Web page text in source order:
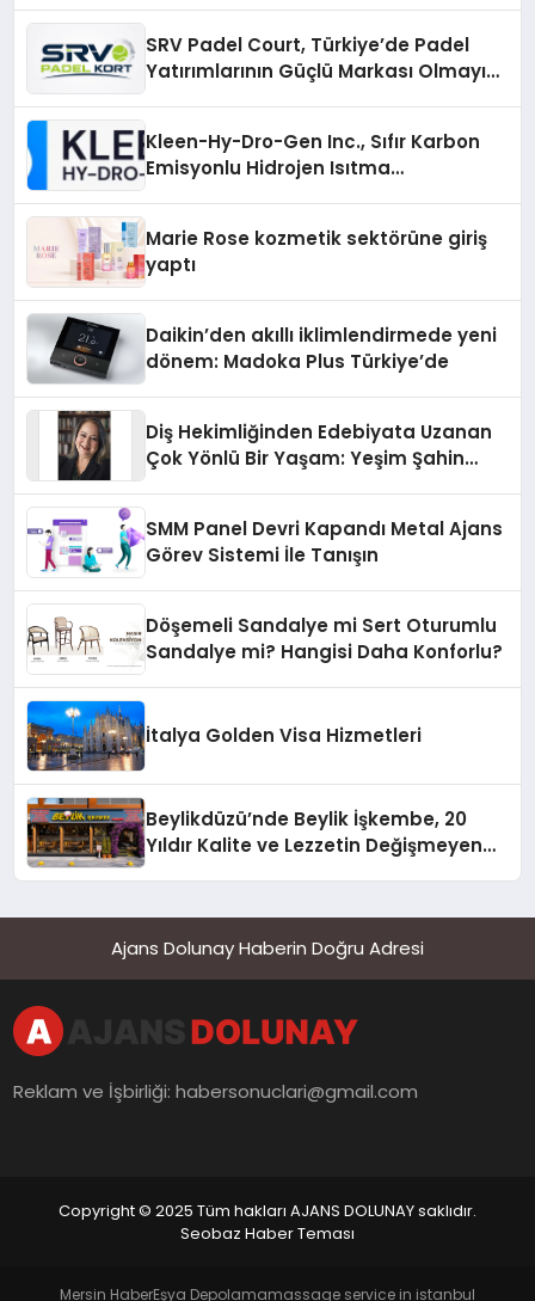
SRV Padel Court, Türkiye’de Padel
Yatırımlarının Güçlü Markası Olmayı
Kleen-Hy-Dro-Gen Inc., Sıfır Karbon
Emisyonlu Hidrojen Isıtma
Marie Rose kozmetik sektörüne giriş
yaptı
Daikin’den akıllı iklimlendirmede yeni
dönem: Madoka Plus Türkiye’de
Diş Hekimliğinden Edebiyata Uzanan
Çok Yönlü Bir Yaşam: Yeşim Şahin
SMM Panel Devri Kapandı Metal Ajans
Görev Sistemi İle Tanışın
Döşemeli Sandalye mi Sert Oturumlu
Sandalye mi? Hangisi Daha Konforlu?
İtalya Golden Visa Hizmetleri
Beylikdüzü’nde Beylik İşkembe, 20
Yıldır Kalite ve Lezzetin Değişmeyen
Ajans Dolunay Haberin Doğru Adresi
Reklam ve İşbirliği:habersonuclari@gmail.com
Copyright © 2025 Tüm hakları AJANS DOLUNAY saklıdır.
Seobaz Haber Teması
Mersin HaberEşya Depolamamassage service in istanbul